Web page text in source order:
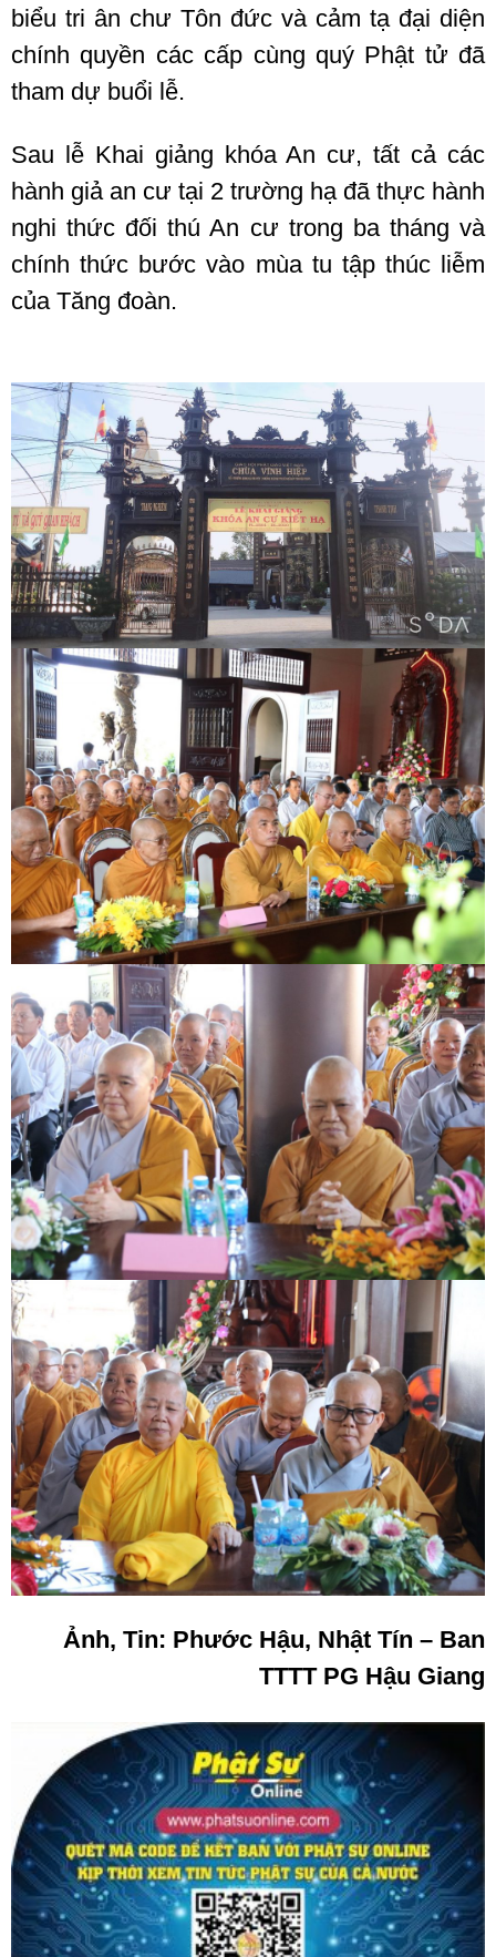
biểu tri ân chư Tôn đức và cảm tạ đại diện
chính quyền các cấp cùng quý Phật tử đã
tham dự buổi lễ.
Sau lễ Khai giảng khóa An cư, tất cả các
hành giả an cư tại 2 trường hạ đã thực hành
nghi thức đối thú An cư trong ba tháng và
chính thức bước vào mùa tu tập thúc liễm
của Tăng đoàn.
Ảnh, Tin: Phước Hậu, Nhật Tín – Ban
TTTT PG Hậu Giang